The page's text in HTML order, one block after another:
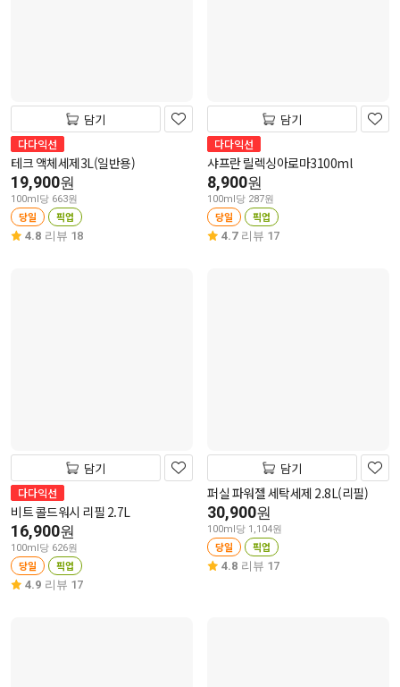
담기
다다익선
테크 액체세제3L(일반용)
19,900원
100ml당 663원
당일 픽업
4.8 리뷰 18
담기
다다익선
샤프란 릴렉싱아로마3100ml
8,900원
100ml당 287원
당일 픽업
4.7 리뷰 17
담기
다다익선
비트 콜드워시 리필 2.7L
16,900원
100ml당 626원
당일 픽업
4.9 리뷰 17
담기
퍼실 파워젤 세탁세제 2.8L(리필)
30,900원
100ml당 1,104원
당일 픽업
4.8 리뷰 17